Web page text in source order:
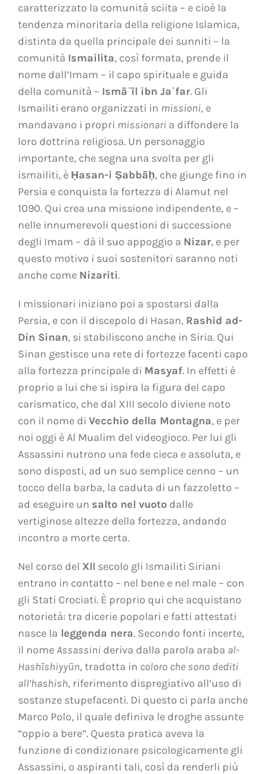
caratterizzato la comunità sciita – e cioè la
tendenza minoritaria della religione Islamica,
distinta da quella principale dei sunniti – la
comunità Ismailita, così formata, prende il
nome dall’Imam – il capo spirituale e guida
della comunità – Ismāʿīl ibn Jaʿfar. Gli
Ismailiti erano organizzati in missioni, e
mandavano i propri missionaria diffondere la
loro dottrina religiosa. Un personaggio
importante, che segna una svolta per gli
ismailiti, è Ḥasan-i Ṣabbāḥ, che giunge fino in
Persia e conquista la fortezza di Alamut nel
1090. Qui crea una missione indipendente, e –
nelle innumerevoli questioni di successione
degli Imam – dà il suo appoggio a Nizar, e per
questo motivo i suoi sostenitori saranno noti
anche come Nizariti.
I missionari iniziano poi a spostarsi dalla
Persia, e con il discepolo di Hasan, Rashid ad-
Din Sinan, si stabiliscono anche in Siria. Qui
Sinan gestisce una rete di fortezze facenti capo
alla fortezza principale di Masyaf. In effetti è
proprio a lui che si ispira la figura del capo
carismatico, che dal XIII secolo diviene noto
con il nome di Vecchio della Montagna, e per
noi oggi è Al Mualim del videogioco. Per lui gli
Assassini nutrono una fede cieca e assoluta, e
sono disposti, ad un suo semplice cenno – un
tocco della barba, la caduta di un fazzoletto –
ad eseguire un salto nel vuotodalle
vertiginose altezze della fortezza, andando
incontro a morte certa.
Nel corso del XII secolo gli Ismailiti Siriani
entrano in contatto – nel bene e nel male – con
gli Stati Crociati. È proprio qui che acquistano
notorietà: tra dicerie popolari e fatti attestati
nasce la leggenda nera. Secondo fonti incerte,
il nomeAssassini deriva dalla parola araba al-
Hashīshiyyūn, tradotta in coloro che sono dediti
all’hashish, riferimento dispregiativo all’uso di
sostanze stupefacenti. Di questo ci parla anche
Marco Polo, il quale definiva le droghe assunte
“oppio a bere”. Questa pratica aveva la
funzione di condizionare psicologicamente gli
Assassini, o aspiranti tali, così da renderli più